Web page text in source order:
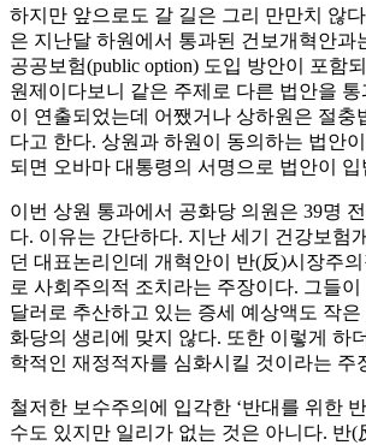
하지만 앞으로도 갈 길은 그리 만만치 않
은 지난달 하원에서 통과된 건보개혁안과
공공보험(public option) 도입 방안이 포함
원제이다보니 같은 주제로 다른 법안을
이 연출되었는데 어쨌거나 상하원은 절충
다고 한다. 상원과 하원이 동의하는 법안
되면 오바마 대통령의 서명으로 법안이 입
이번 상원 통과에서 공화당 의원은 39명
다. 이유는 간단하다. 지난 세기 건강보험
던 대표논리인데 개혁안이 반(反)시장주
로 사회주의적 조치라는 주장이다. 그들
달러로 추산하고 있는 증세 예상액도 작
화당의 생리에 맞지 않다. 또한 이렇게 하
학적인 재정적자를 심화시킬 것이라는 주
철저한 보수주의에 입각한 ‘반대를 위한
수도 있지만 일리가 없는 것은 아니다. 반(